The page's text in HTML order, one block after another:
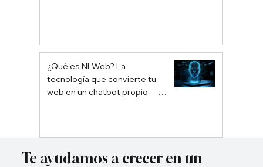
¿Qué es NLWeb? La
tecnología que convierte tu
web en un chatbot propio —
Te ayudamos a crecer en un